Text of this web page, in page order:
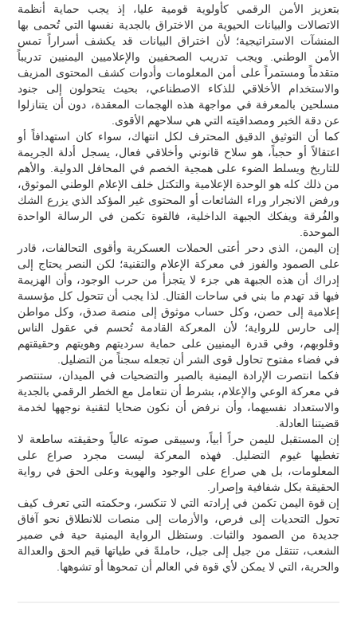
بتعزيز الأمن الرقمي كأولوية قومية عليا، إذ يجب حماية أنظمة
الاتصالات والبيانات الحيوية من الاختراق بالجدية نفسها التي تُحمى بها
المنشآت الاستراتيجية؛ لأن اختراق البيانات قد يكشف أسراراً تمس
الأمن الوطني. ويجب تدريب الصحفيين والإعلاميين اليمنيين تدريباً
متقدماً ومستمراً على أمن المعلومات وأدوات كشف المحتوى المزيف
والاستخدام الأخلاقي للذكاء الاصطناعي، بحيث يتحولون إلى جنود
مسلحين بالمعرفة في مواجهة هذه الهجمات المعقدة، دون أن يتنازلوا
عن دقة الخبر ومصداقيته التي هي سلاحهم الأقوى.
كما أن التوثيق الدقيق المحترف لكل انتهاك، سواء كان استهدافاً أو
اعتقالاً أو حجباً، هو سلاح قانوني وأخلاقي فعال، يسجل أدلة الجريمة
للتاريخ ويسلط الضوء على همجية الخصم في المحافل الدولية. والأهم
من ذلك كله هو الوحدة الإعلامية والتكتل خلف الإعلام الوطني الموثوق،
ورفض الانجرار وراء الشائعات أو المحتوى غير المؤكد الذي يزرع الشك
والفُرقة ويفكك الجبهة الداخلية، فالقوة تكمن في الرسالة الواحدة
الموحدة.
إن اليمن، الذي دحر أعتى الحملات العسكرية وأقوى التحالفات، قادر
على الصمود والفوز في معركة الإعلام والتقنية؛ لكن النصر يحتاج إلى
إدراك أن هذه الجبهة هي جزء لا يتجزأ من حرب الوجود، وأن الهزيمة
فيها قد تهدم ما بني في ساحات القتال. لذا يجب أن تتحول كل مؤسسة
إعلامية إلى حصن، وكل حساب موثوق إلى منصة صدق، وكل مواطن
إلى حارس للرواية؛ لأن المعركة القادمة تُحسم في عقول الناس
وقلوبهم، وفي قدرة اليمنيين على حماية سرديتهم وهويتهم وحقيقتهم
في فضاء مفتوح تحاول قوى الشر أن تجعله سجناً من التضليل.
فكما انتصرت الإرادة اليمنية بالصبر والتضحيات في الميدان، ستنتصر
في معركة الوعي والإعلام، بشرط أن نتعامل مع الخطر الرقمي بالجدية
والاستعداد نفسيهما، وأن نرفض أن نكون ضحايا لتقنية نوجهها لخدمة
قضيتنا العادلة.
إن المستقبل لليمن حراً أبياً، وسيبقى صوته عالياً وحقيقته ساطعة لا
تغطيها غيوم التضليل. فهذه المعركة ليست مجرد صراع على
المعلومات، بل هي صراع على الوجود والهوية وعلى الحق في رواية
الحقيقة بكل شفافية وإصرار.
إن قوة اليمن تكمن في إرادته التي لا تنكسر، وحكمته التي تعرف كيف
تحول التحديات إلى فرص، والأزمات إلى منصات للانطلاق نحو آفاق
جديدة من الصمود والثبات. وستظل الرواية اليمنية حية في ضمير
الشعب، تنتقل من جيل إلى جيل، حاملةً في طياتها قيم الحق والعدالة
والحرية، التي لا يمكن لأي قوة في العالم أن تمحوها أو تشوهها.